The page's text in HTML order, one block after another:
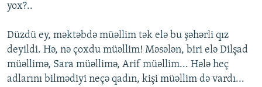
yox?..
Düzdü ey, məktəbdə müəllim tək elə bu şəhərli qız
deyildi. Hə, nə çoxdu müəllim! Məsələn, biri elə Dilşad
müəllimə, Sara müəllimə, Arif müəllim... Hələ heç
adlarını bilmədiyi neçə qadın, kişi müəllim də vardı...